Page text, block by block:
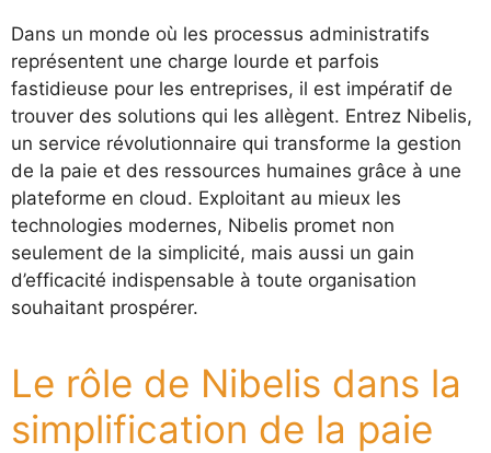
Dans un monde où les processus administratifs
représentent une charge lourde et parfois
fastidieuse pour les entreprises, il est impératif de
trouver des solutions qui les allègent. Entrez Nibelis,
un service révolutionnaire qui transforme la gestion
de la paie et des ressources humaines grâce à une
plateforme en cloud. Exploitant au mieux les
technologies modernes, Nibelis promet non
seulement de la simplicité, mais aussi un gain
d’efficacité indispensable à toute organisation
souhaitant prospérer.
Le rôle de Nibelis dans la
simplification de la paie